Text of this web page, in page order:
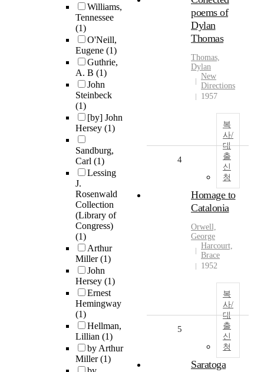
Williams,
Tennessee
(1)
O'Neill,
Eugene (1)
Guthrie,
A. B (1)
John
Steinbeck
(1)
[by] John
Hersey (1)
Sandburg,
Carl (1)
Lessing
J.
Rosenwald
Collection
(Library of
Congress)
(1)
Arthur
Miller(1)
John
Hersey (1)
Ernest
Hemingway
(1)
Hellman,
Lillian (1)
by Arthur
Miller(1)
poems of
Dylan
Thomas
Thomas,
Dylan
New
Directions
1957
복
사/
대
출
신
청
4
Homage to
Catalonia
Orwell,
George
Harcourt,
Brace
1952
복
사/
대
출
신
청
5
Saratoga